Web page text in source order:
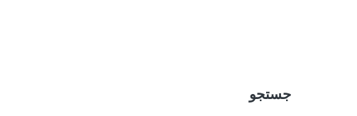
جستجو